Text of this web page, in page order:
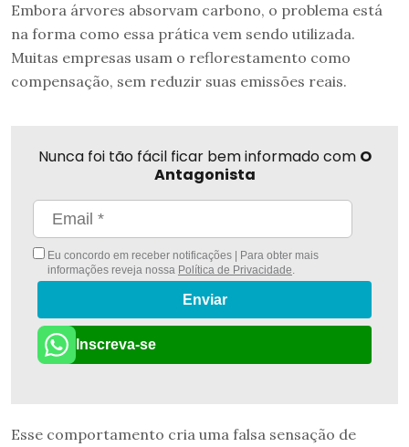
Embora árvores absorvam carbono, o problema está
na forma como essa prática vem sendo utilizada.
Muitas empresas usam o reflorestamento como
compensação, sem reduzir suas emissões reais.
Nunca foi tão fácil ficar bem informado com O
Antagonista
Eu concordo em receber notificações | Para obter mais
informações reveja nossa Política de Privacidade.
Enviar
Inscreva-se
Esse comportamento cria uma falsa sensação de